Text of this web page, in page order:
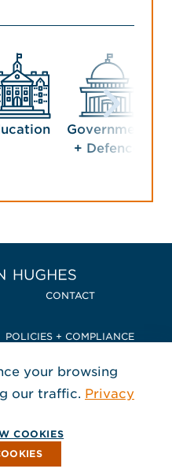
Government
+ Defence
Jensen Hughes
CONTACT
POLICIES + COMPLIANCE
US
in a new window
in a new window
in a new window
Hughes
your browsing
our traffic. Privacy
COOKIES